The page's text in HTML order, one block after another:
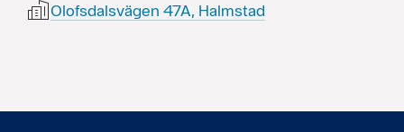
Olofsdalsvägen 47A, Halmstad